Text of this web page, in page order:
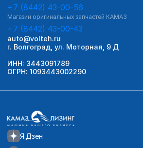
Я.Дзен
+7 (8442) 43-00-56
Магазин оригинальных запчастей КАМАЗ
+7 (8442) 43-00-43
auto@volteh.ru
г. Волгоград, ул. Моторная, 9 Д
ИНН: 3443091789
ОГРН: 1093443002290